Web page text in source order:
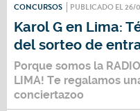
CONCURSOS PUBLICADO EL 26/
Karol G en Lima:
del sorteo de
Porque somos la
LIMA! Te regalamos
conciertazoo